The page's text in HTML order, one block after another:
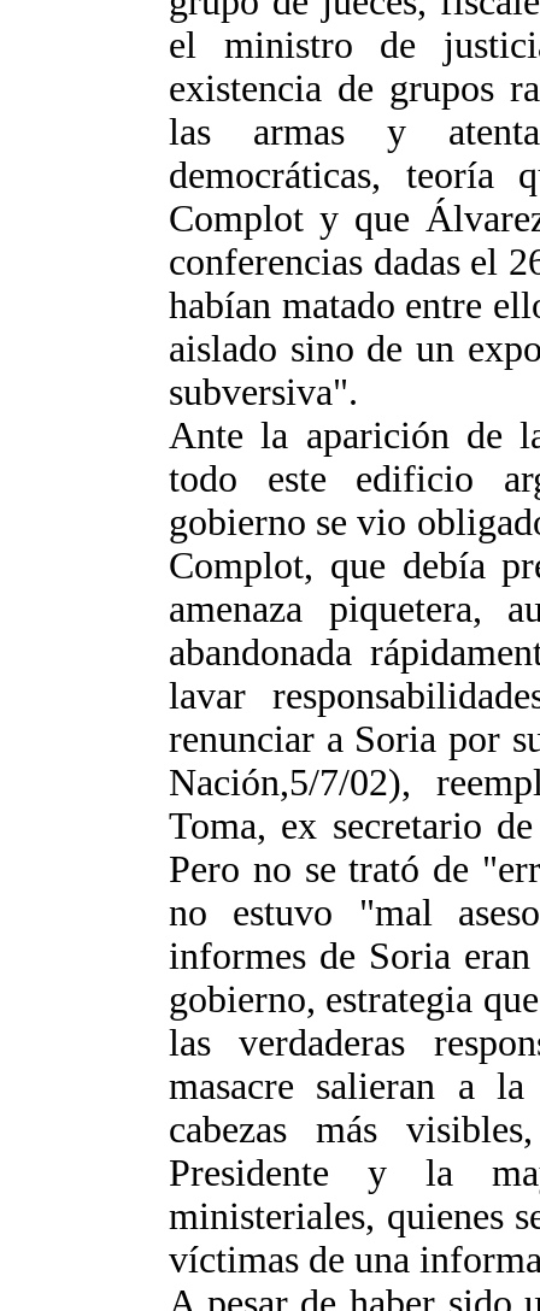
el ministro de
existencia de grupos
las armas y
democráticas, teoría
Complot y que
conferencias dadas el
habían matado entre
aislado sino de un
subversiva".
Ante la aparición de
todo este edificio
gobierno se vio
Complot, que debía
amenaza piquetera,
abandonada
lavar
renunciar a Soria por
Nación,5/7/02),
Toma, ex secretario
Pero no se trató de
no estuvo "mal
informes de Soria
gobierno, estrategia
las verdaderas
masacre salieran a
cabezas más
Presidente y la
ministeriales, quienes
víctimas de una